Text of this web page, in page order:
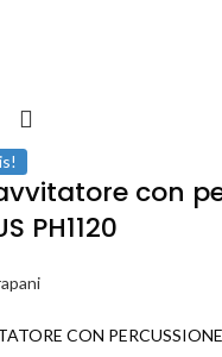
con
PH1120
CON